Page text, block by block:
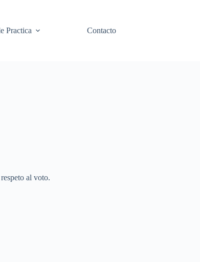
Practica Contacto
al voto.